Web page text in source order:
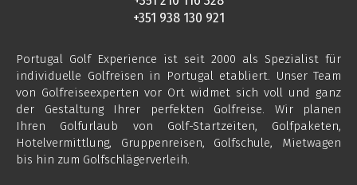
+351 938 130 921
Portugal Golf Experience ist seit 2000 als Spezialist für
individuelle Golfreisen in Portugal etabliert. Unser Team
von Golfreiseexperten vor Ort widmet sich voll und ganz
der Gestaltung Ihrer perfekten Golfreise. Wir planen
Ihren Golfurlaub von Golf-Startzeiten, Golfpaketen,
Hotelvermittlung, Gruppenreisen, Golfschule, Mietwagen
bis hin zum Golfschlägerverleih.